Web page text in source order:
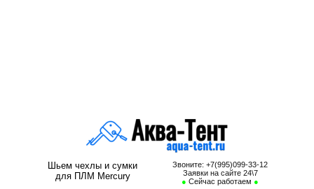
Шьем чехлы и сумки
для ПЛМ Mercury
Звоните: +7(995)099-33-12
Заявки на сайте 24\7
● Сейчас работаем ●